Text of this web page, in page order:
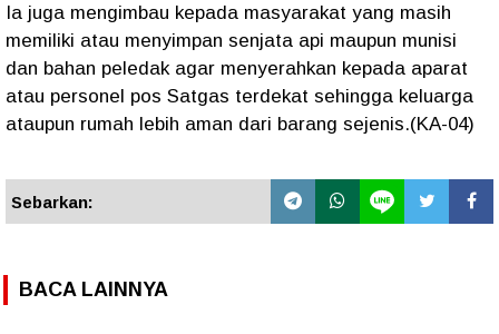
Ia juga mengimbau kepada masyarakat yang masih
memiliki atau menyimpan senjata api maupun munisi
dan bahan peledak agar menyerahkan kepada aparat
atau personel pos Satgas terdekat sehingga keluarga
ataupun rumah lebih aman dari barang sejenis.(KA-04)
Sebarkan:
BACA LAINNYA